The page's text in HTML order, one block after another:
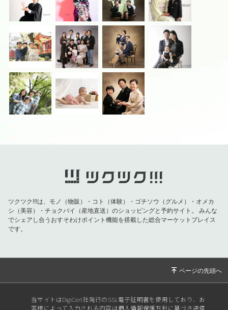
ツクツク!!!は、モノ（物販）・コト（体験）・ゴチソウ（グルメ）・オメカ
シ（美容）・チョクバイ（産地直送）のショッピングと予約サイト。
みんな
でシェアし合うおすそわけポイント機能を搭載した総合マーケットプレイス
です。
当サイトはDigiCert社発行のSSL電子証明書を使用しており、お
客様によって入力される内容は個人情報保護方針に基づき送信